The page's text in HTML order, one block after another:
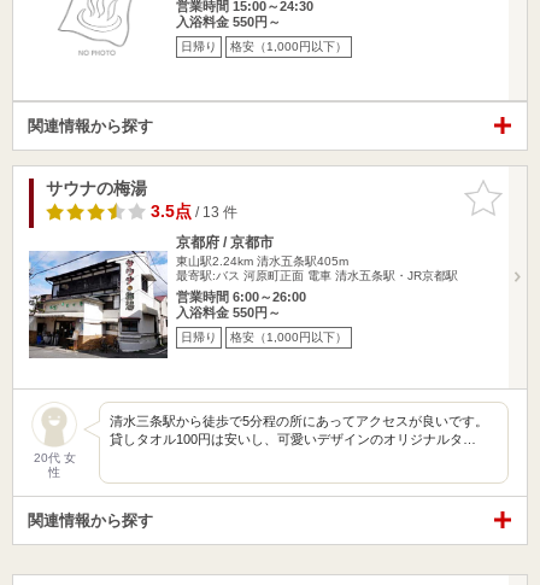
営業時間 15:00～24:30
入浴料金 550円～
日帰り 格安（1,000円以下）
関連情報から探す
お気に入
りに追加
サウナの梅湯
3.5点/ 13 件
京都府 / 京都市
東山駅2.24km 清水五条駅405m
最寄駅:バス 河原町正面 電車 清水五条駅・JR京都駅
営業時間 6:00～26:00
入浴料金 550円～
日帰り 格安（1,000円以下）
20代 女
性
清水三条駅から徒歩で5分程の所にあってアクセスが良いです。
貸しタオル100円は安いし、可愛いデザインのオリジナルタ…
関連情報から探す